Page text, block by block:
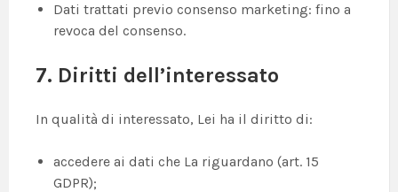
Dati trattati previo consenso marketing: fino a
revoca del consenso.
7. Diritti dell’interessato
In qualità di interessato, Lei ha il diritto di:
accedere ai dati che La riguardano (art. 15
GDPR);